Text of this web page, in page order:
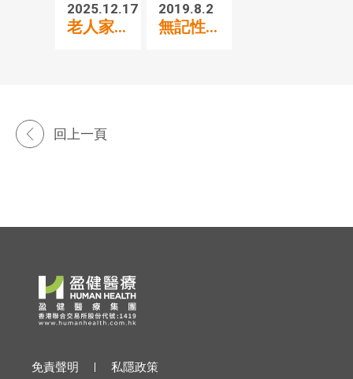
2025.12.17
老人家...
2019.8.2
無記性...
回上一頁
免責聲明
私隱政策